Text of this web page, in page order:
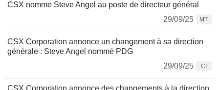
CSX nomme Steve Angel au poste de directeur général
29/09/25
MT
CSX Corporation annonce un changement à sa direction
générale : Steve Angel nommé PDG
29/09/25
CI